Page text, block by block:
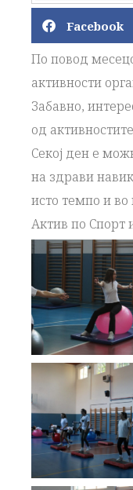
Facebook
По повод
активности
Забавно,
од
Секој ден е
на здрави
исто темпо и
Актив по Спорт